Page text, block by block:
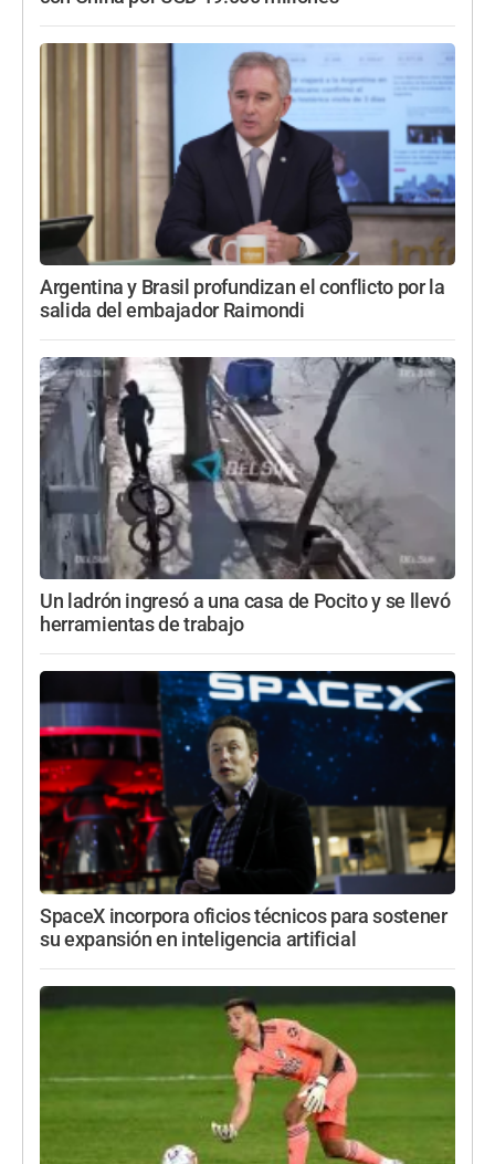
Argentina y Brasil profundizan el conflicto por la
salida del embajador Raimondi
Un ladrón ingresó a una casa de Pocito y se llevó
herramientas de trabajo
SpaceX incorpora oficios técnicos para sostener
su expansión en inteligencia artificial